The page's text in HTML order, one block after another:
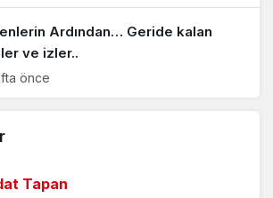
Ardından… Geride kalan
ve izler..
önce
mi?
Tapan